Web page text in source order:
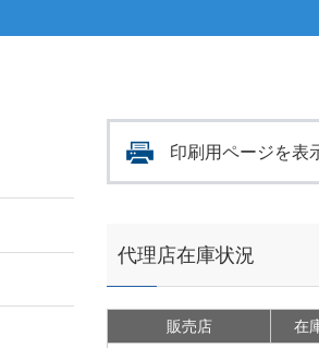
印刷用ページを表
代理店在庫状況
販売店 在